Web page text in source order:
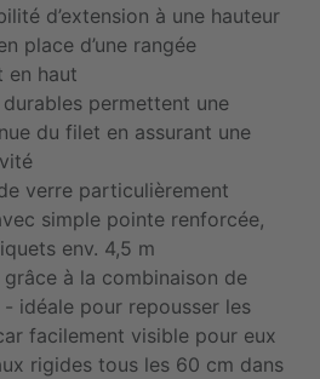
d’extension à une hauteur
place d’une rangée
en haut
permettent une
du filet en assurant une
verre particulièrement
simple pointe renforcée,
env. 4,5 m
à la combinaison de
idéale pour repousser les
facilement visible pour eux
rigides tous les 60 cm dans